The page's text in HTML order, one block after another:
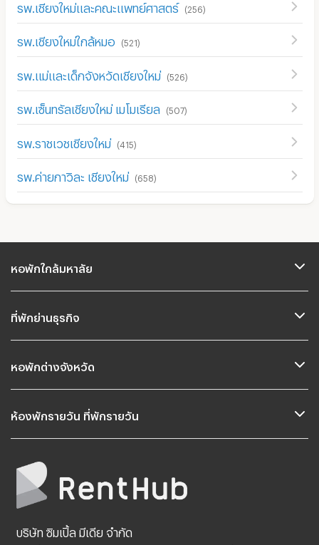
รพ.เชียงใหม่และคณะแพทย์ศาสตร์ (256)
รพ.เชียงใหม่ใกล้หมอ (521)
รพ.แม่และเด็กจังหวัดเชียงใหม่ (526)
รพ.เซ็นทรัลเชียงใหม่ เมโมเรียล (507)
รพ.ราชเวชเชียงใหม่ (415)
รพ.ค่ายกาวิละ เชียงใหม่ (658)
หอพักใกล้มหาลัย
ที่พักย่านธุรกิจ
หอพักต่างจังหวัด
ห้องพักรายวัน ที่พักรายวัน
บริษัท ซิมเปิ้ล มีเดีย จำกัด